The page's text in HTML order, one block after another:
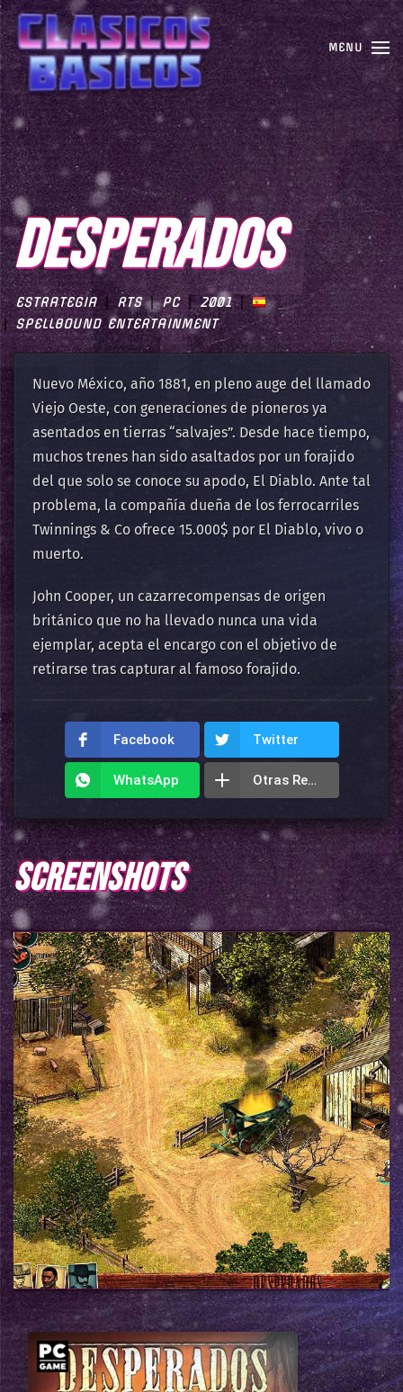
MENU
DESPERADOS
ESTRATEGIA RTS PC
2001
SPELLBOUND ENTERTAINMENT
Nuevo México, año 1881, en pleno auge del llamado
Viejo Oeste, con generaciones de pioneros ya
asentados en tierras “salvajes”. Desde hace tiempo,
muchos trenes han sido asaltados por un forajido
del que solo se conoce su apodo, El Diablo. Ante tal
problema, la compañía dueña de los ferrocarriles
Twinnings & Co ofrece 15.000$ por El Diablo, vivo o
muerto.
John Cooper, un cazarrecompensas de origen
británico que no ha llevado nunca una vida
ejemplar, acepta el encargo con el objetivo de
retirarse tras capturar al famoso forajido.
Facebook Twitter
WhatsApp Otras Redes
SCREENSHOTS